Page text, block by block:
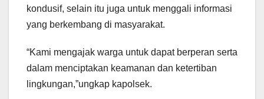
kondusif, selain itu juga untuk menggali informasi
yang berkembang di masyarakat.
“Kami mengajak warga untuk dapat berperan serta
dalam menciptakan keamanan dan ketertiban
lingkungan,”ungkap kapolsek.